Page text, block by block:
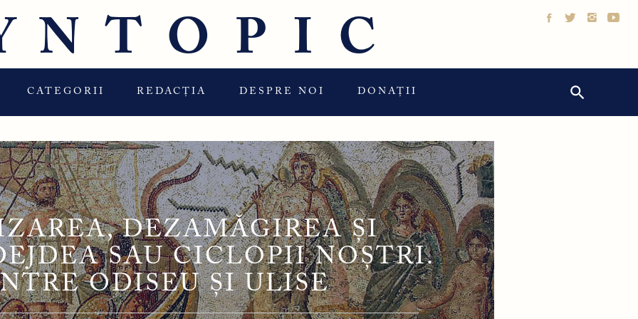
CATEGORII REDACȚIA DESPRE NOI DONAȚII
DEZAMĂGIREA ȘI
SAU CICLOPII NOȘTRI.
ODISEU ȘI ULISE